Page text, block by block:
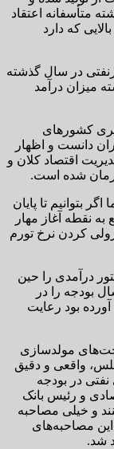
متأسفانه اعتقاد
که دارد
در سال گذشته
میزان درآمد
کشورهای
دانست و اظهار
اقتصاد کلان و
شده است.
بتوانیم تا پایان
به نقطه آغاز مهار
کردن نرخ تورم
درآمدی را حین
امسال بودجه را در
بود رعایت
مولدسازی
واقعی و دقیق
نفتی در بودجه
و رئیس بانک
و خیلی مصاحبه
این مصاحبه‌های
شد.